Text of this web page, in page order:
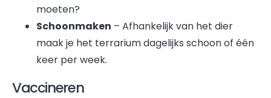
moeten?
Schoonmaken – Afhankelijk van het dier
maak je het terrarium dagelijks schoon of één
keer per week.
Vaccineren